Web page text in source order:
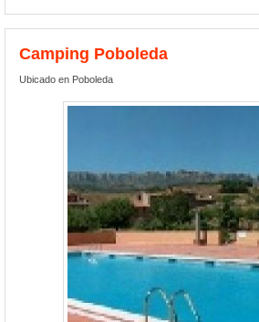
Camping Poboleda
Ubicado en Poboleda